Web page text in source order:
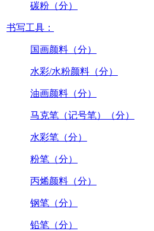
碳粉（分）
书写工具：
国画颜料（分）
水彩/水粉颜料（分）
油画颜料（分）
马克笔（记号笔）（分）
水彩笔（分）
粉笔（分）
丙烯颜料（分）
钢笔（分）
铅笔（分）